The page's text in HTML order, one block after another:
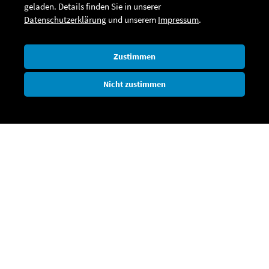
geladen. Details finden Sie in unserer
Datenschutzerklärung und unserem Impressum.
Zustimmen
Nicht zustimmen